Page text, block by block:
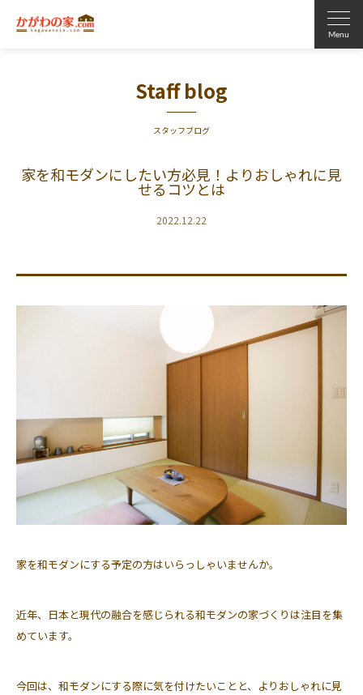
Staff blog
スタッフブログ
家を和モダンにしたい方必見！よりおしゃれに見
せるコツとは
2022.12.22
家を和モダンにする予定の方はいらっしゃいませんか。
近年、日本と現代の融合を感じられる和モダンの家づくりは注目を集
めています。
今回は、和モダンにする際に気を付けたいことと、よりおしゃれに見